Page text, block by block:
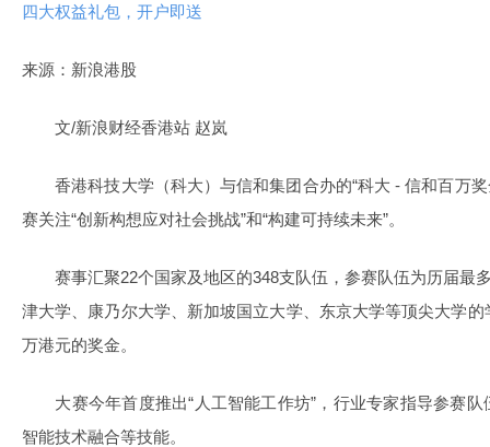
四大权益礼包，开户即送
来源：新浪港股
文/新浪财经香港站 赵岚
香港科技大学（科大）与信和集团合办的“科大 - 信和百万奖
赛关注“创新构想应对社会挑战”和“构建可持续未来”。
赛事汇聚22个国家及地区的348支队伍，参赛队伍为历届最
津大学、康乃尔大学、新加坡国立大学、东京大学等顶尖大学
万港元的奖金。
大赛今年首度推出“人工智能工作坊”，行业专家指导参赛队
智能技术融合等技能。